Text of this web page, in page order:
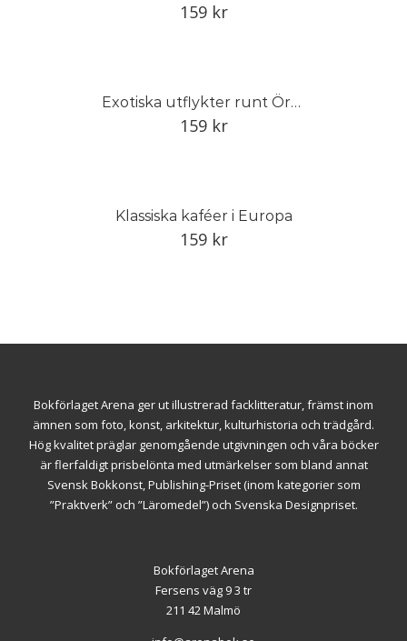
159 kr
Exotiska utflykter runt Öresund
159 kr
Klassiska kaféer i Europa
159 kr
Bokförlaget Arena ger ut illustrerad facklitteratur, främst inom
ämnen som foto, konst, arkitektur, kulturhistoria och trädgård.
Hög kvalitet präglar genomgående utgivningen och våra böcker
är flerfaldigt prisbelönta med utmärkelser som bland annat
Svensk Bokkonst, Publishing-Priset (inom kategorier som
”Praktverk” och ”Läromedel”) och Svenska Designpriset.
Bokförlaget Arena
Fersens väg 9 3 tr
211 42 Malmö